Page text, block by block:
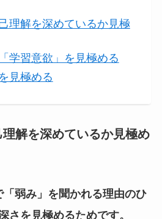
理解を深めているか見極
学習意欲」を見極める
見極める
解を深めているか見極め
弱み」を聞かれる理由のひ
さを見極めるためです。